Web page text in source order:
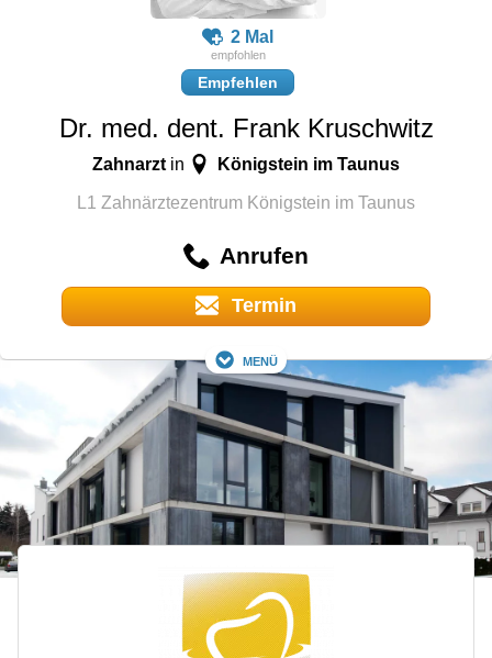
2 Mal
Empfehlen
Dr. med. dent. Frank Kruschwitz
Zahnarzt in Königstein im Taunus
L1 Zahnärztezentrum Königstein im Taunus
Anrufen
Termin
Menü